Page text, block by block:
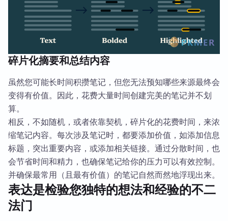
碎片化摘要和总结内容
虽然您可能长时间积攒笔记，但您无法预知哪些来源最终会
变得有价值。因此，花费大量时间创建完美的笔记并不划
算。
相反，不如随机，或者依靠契机，碎片化的花费时间，来浓
缩笔记内容。每次涉及笔记时，都要添加价值，如添加信息
标题，突出重要内容，或添加相关链接。通过分散时间，也
会节省时间和精力，也确保笔记给你的压力可以有效控制。
并确保最常用（且最有价值）的笔记自然而然地浮现出来。
表达是检验您独特的想法和经验的不二
法门